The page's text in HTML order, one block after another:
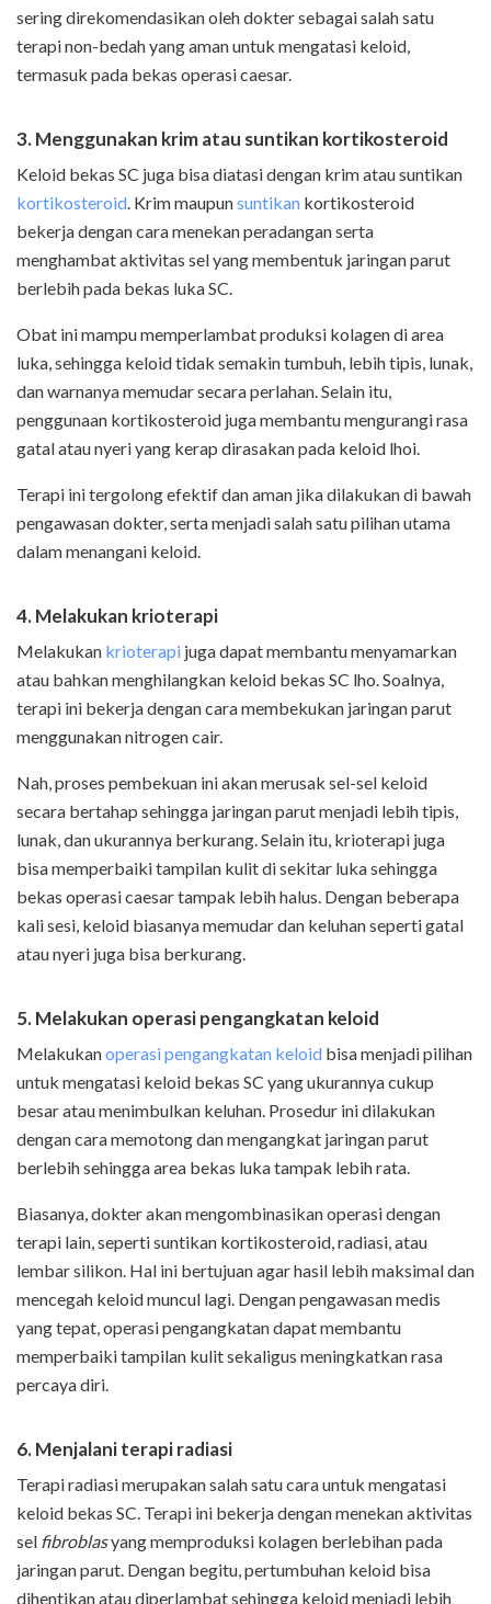
sering direkomendasikan oleh dokter sebagai salah satu
terapi non-bedah yang aman untuk mengatasi keloid,
termasuk pada bekas operasi caesar.
3. Menggunakan krim atau suntikan kortikosteroid
Keloid bekas SC juga bisa diatasi dengan krim atau suntikan
kortikosteroid . Krim maupunsuntikan kortikosteroid
bekerja dengan cara menekan peradangan serta
menghambat aktivitas sel yang membentuk jaringan parut
berlebih pada bekas luka SC.
Obat ini mampu memperlambat produksi kolagen di area
luka, sehingga keloid tidak semakin tumbuh, lebih tipis, lunak,
dan warnanya memudar secara perlahan. Selain itu,
penggunaan kortikosteroid juga membantu mengurangi rasa
gatal atau nyeri yang kerap dirasakan pada keloid lhoi.
Terapi ini tergolong efektif dan aman jika dilakukan di bawah
pengawasan dokter, serta menjadi salah satu pilihan utama
dalam menangani keloid.
4. Melakukan krioterapi
Melakukan krioterapi juga dapat membantu menyamarkan
atau bahkan menghilangkan keloid bekas SC lho. Soalnya,
terapi ini bekerja dengan cara membekukan jaringan parut
menggunakan nitrogen cair.
Nah, proses pembekuan ini akan merusak sel-sel keloid
secara bertahap sehingga jaringan parut menjadi lebih tipis,
lunak, dan ukurannya berkurang. Selain itu, krioterapi juga
bisa memperbaiki tampilan kulit di sekitar luka sehingga
bekas operasi caesar tampak lebih halus. Dengan beberapa
kali sesi, keloid biasanya memudar dan keluhan seperti gatal
atau nyeri juga bisa berkurang.
5. Melakukan operasi pengangkatan keloid
Melakukanoperasi pengangkatan keloid bisa menjadi pilihan
untuk mengatasi keloid bekas SC yang ukurannya cukup
besar atau menimbulkan keluhan. Prosedur ini dilakukan
dengan cara memotong dan mengangkat jaringan parut
berlebih sehingga area bekas luka tampak lebih rata.
Biasanya, dokter akan mengombinasikan operasi dengan
terapi lain, seperti suntikan kortikosteroid, radiasi, atau
lembar silikon. Hal ini bertujuan agar hasil lebih maksimal dan
mencegah keloid muncul lagi. Dengan pengawasan medis
yang tepat, operasi pengangkatan dapat membantu
memperbaiki tampilan kulit sekaligus meningkatkan rasa
percaya diri.
6. Menjalani terapi radiasi
Terapi radiasi merupakan salah satu cara untuk mengatasi
keloid bekas SC. Terapi ini bekerja dengan menekan aktivitas
sel fibroblasyang memproduksi kolagen berlebihan pada
jaringan parut. Dengan begitu, pertumbuhan keloid bisa
dihentikan atau diperlambat sehingga keloid menjadi lebih